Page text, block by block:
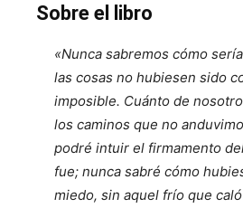
Sobre el libro
«Nunca sabremos cómo
las cosas no hubiesen sido
imposible. Cuánto de
los caminos que no
podré intuir el firmamento
fue; nunca sabré cómo
mie­do, sin aquel frío que